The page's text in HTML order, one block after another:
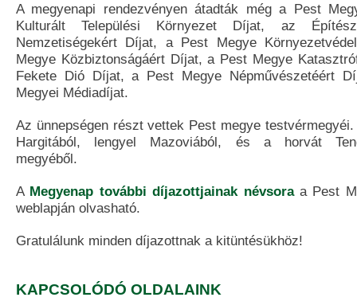
A megyenapi rendezvényen átadták még a Pest
Kulturált Települési Környezet Díjat, az
Nemzetiségekért Díjat, a Pest Megye
Megye Közbiztonságáért Díjat, a Pest Megye
Fekete Dió Díjat, a Pest Megye Népművészetéért
Megyei Médiadíjat.
Az ünnepségen részt vettek Pest megye
Hargitából, lengyel Mazoviából, és a horvát
megyéből.
A Megyenap további díjazottjainak névsoraa Pest
weblapján olvasható.
Gratulálunk minden díjazottnak a kitüntésükhöz!
KAPCSOLÓDÓ OLDALAINK